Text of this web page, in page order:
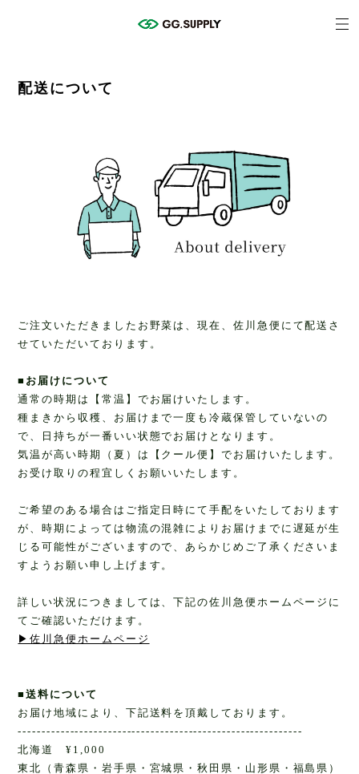
配送について
ご注文いただきましたお野菜は、現在、佐川急便にて配送さ
せていただいております。
■お届けについて
通常の時期は【常温】でお届けいたします。
種まきから収穫、お届けまで一度も冷蔵保管していないの
で、日持ちが一番いい状態でお届けとなります。
気温が高い時期（夏）は【クール便】でお届けいたします。
お受け取りの程宜しくお願いいたします。
ご希望のある場合はご指定日時にて手配をいたしております
が、時期によっては物流の混雑によりお届けまでに遅延が生
じる可能性がございますので、あらかじめご了承くださいま
すようお願い申し上げます。
詳しい状況につきましては、下記の佐川急便ホームページに
てご確認いただけます。
▶佐川急便ホームページ
■送料について
お届け地域により、下記送料を頂戴しております。
------------------------------------------------------------
北海道 ¥1,000
東北（青森県・岩手県・宮城県・秋田県・山形県・福島県）